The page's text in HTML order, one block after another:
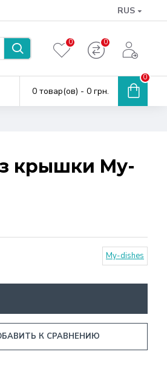
RUS
0 0
0 товар(ов) - 0 грн.
0
крышки My-
My-dishes
К СРАВНЕНИЮ